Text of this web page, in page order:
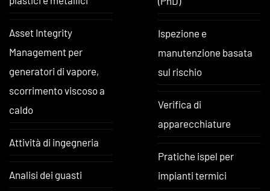
Asset Integrity
Management per
generatori di vapore,
scorrimento viscoso a
caldo
Attività di ingegneria
Analisi dei guasti
Ispezione e
manutenzione basata
sul rischio
Verifica di
apparecchiature
Pratiche ispel per
impianti termici